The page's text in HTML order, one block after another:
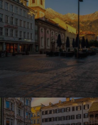
Kompass